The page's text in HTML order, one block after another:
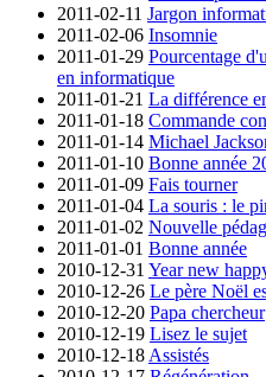
2011-02-11 Jargon
2011-02-06 Insomnie
2011-01-29 Pourcentage
en informatique
2011-01-21 La différence
2011-01-18 Commande
2011-01-14 Michael
2011-01-10 Bonne année
2011-01-09 Fais tourner
2011-01-04 La souris : le
2011-01-02 Nouvelle
2011-01-01 Bonne année
2010-12-31 Year new
2010-12-26 Le père Noël
2010-12-20 Papa chercheur
2010-12-19 Lisez le sujet
2010-12-18 Assistés